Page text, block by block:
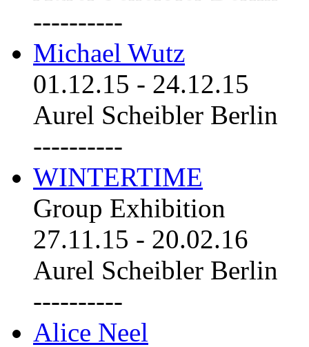
----------
Michael Wutz
01.12.15 - 24.12.15
Aurel Scheibler Berlin
----------
WINTERTIME
Group Exhibition
27.11.15 - 20.02.16
Aurel Scheibler Berlin
----------
Alice Neel